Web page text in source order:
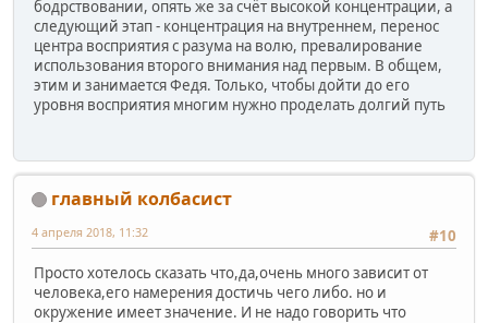
бодрствовании, опять же за счёт высокой концентрации, а
следующий этап - концентрация на внутреннем, перенос
центра восприятия с разума на волю, превалирование
использования второго внимания над первым. В общем,
этим и занимается Федя. Только, чтобы дойти до его
уровня восприятия многим нужно проделать долгий путь
главный колбасист
#10
4 апреля 2018, 11:32
Просто хотелось сказать что,да,очень много зависит от
человека,его намерения достичь чего либо. но и
окружение имеет значение. И не надо говорить что